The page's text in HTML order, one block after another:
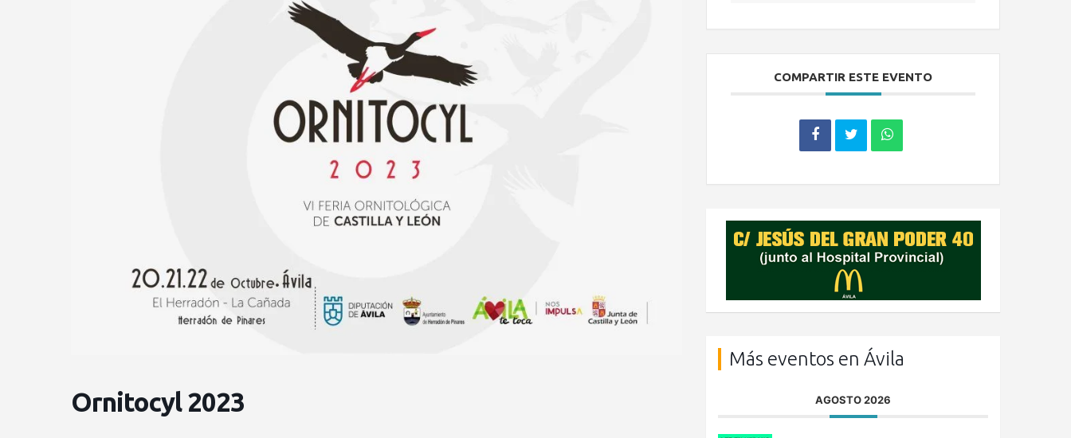
Ornitocyl 2023
COMPARTIR ESTE EVENTO
Más eventos en Ávila
AGOSTO 2026